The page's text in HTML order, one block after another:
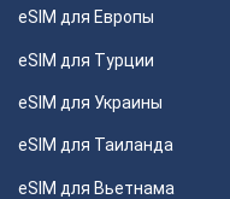
eSIM для Европы
eSIM для Турции
eSIM для Украины
eSIM для Таиланда
eSIM для Вьетнама